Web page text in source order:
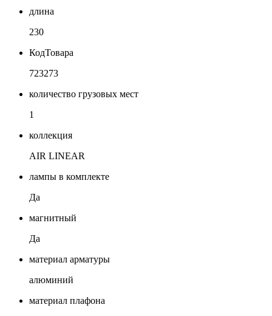
длина
230
КодТовара
723273
количество грузовых мест
1
коллекция
AIR LINEAR
лампы в комплекте
Да
магнитный
Да
материал арматуры
алюминий
материал плафона